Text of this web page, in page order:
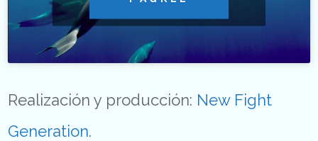
Realización y producción: New Fight
Generation.